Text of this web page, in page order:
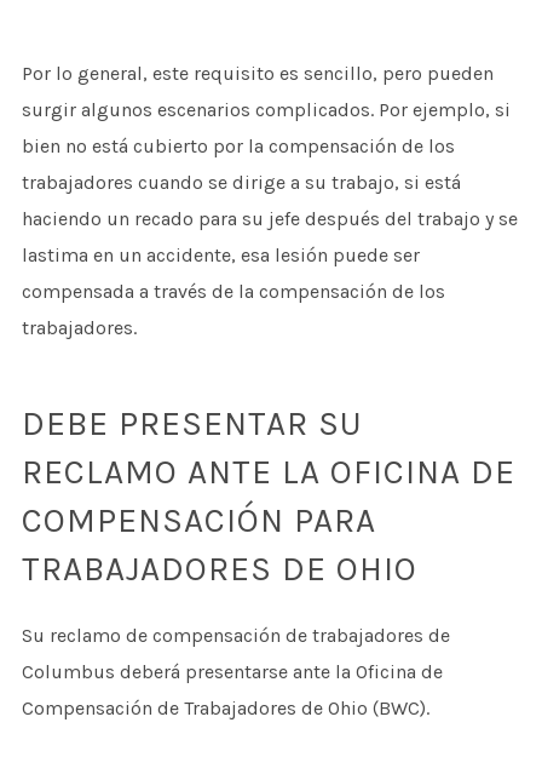
Por lo general, este requisito es sencillo, pero pueden
surgir algunos escenarios complicados. Por ejemplo, si
bien no está cubierto por la compensación de los
trabajadores cuando se dirige a su trabajo, si está
haciendo un recado para su jefe después del trabajo y se
lastima en un accidente, esa lesión puede ser
compensada a través de la compensación de los
trabajadores.
DEBE PRESENTAR SU
RECLAMO ANTE LA OFICINA DE
COMPENSACIÓN PARA
TRABAJADORES DE OHIO
Su reclamo de compensación de trabajadores de
Columbus deberá presentarse ante la Oficina de
Compensación de Trabajadores de Ohio (BWC).